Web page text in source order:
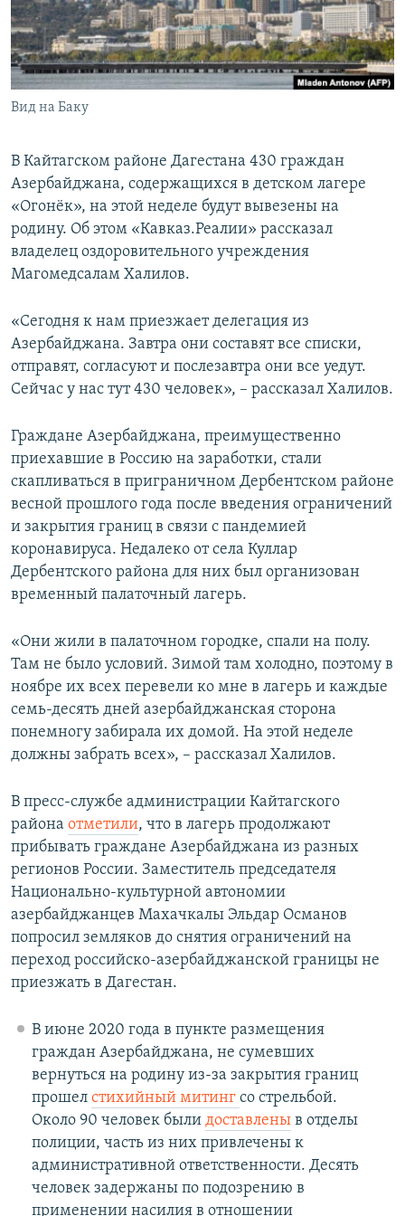
СПОРТ
МИР
БЛОГИ
ГОЛОСА
ЧИТАЕМ ПРЕССУ
АРХИВ РАДИОПРОГРАММЫ
Все сайты РСЕ/РС
Вид на Баку
В Кайтагском районе Дагестана 430 граждан
Азербайджана, содержащихся в детском лагере
«Огонёк», на этой неделе будут вывезены на
родину. Об этом «Кавказ.Реалии» рассказал
владелец оздоровительного учреждения
Магомедсалам Халилов.
«Сегодня к нам приезжает делегация из
Азербайджана. Завтра они составят все списки,
отправят, согласуют и послезавтра они все уедут.
Сейчас у нас тут 430 человек», – рассказал Халилов.
Граждане Азербайджана, преимущественно
приехавшие в Россию на заработки, стали
скапливаться в приграничном Дербентском районе
весной прошлого года после введения ограничений
и закрытия границ в связи с пандемией
коронавируса. Недалеко от села Куллар
Дербентского района для них был организован
временный палаточный лагерь.
«Они жили в палаточном городке, спали на полу.
Там не было условий. Зимой там холодно, поэтому в
ноябре их всех перевели ко мне в лагерь и каждые
семь-десять дней азербайджанская сторона
понемногу забирала их домой. На этой неделе
должны забрать всех», – рассказал Халилов.
В пресс-службе администрации Кайтагского
района отметили, что в лагерь продолжают
прибывать граждане Азербайджана из разных
регионов России. Заместитель председателя
Национально-культурной автономии
азербайджанцев Махачкалы Эльдар Османов
попросил земляков до снятия ограничений на
переход российско-азербайджанской границы не
приезжать в Дагестан.​
В июне 2020 года в пункте размещения
граждан Азербайджана, не сумевших
вернуться на родину из-за закрытия границ
прошел стихийный митинг со стрельбой.
Около 90 человек были доставленыв отделы
полиции, часть из них привлечены к
административной ответственности. Десять
человек задержаны по подозрению в
применении насилия в отношении